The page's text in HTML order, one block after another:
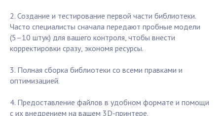
2. Создание и тестирование первой части библиотеки.
Часто специалисты сначала передают пробные модели
(5–10 штук) для вашего контроля, чтобы внести
корректировки сразу, экономя ресурсы.
3. Полная сборка библиотеки со всеми правками и
оптимизацией.
4. Предоставление файлов в удобном формате и помощи
с их внедрением на вашем 3D-принтере.